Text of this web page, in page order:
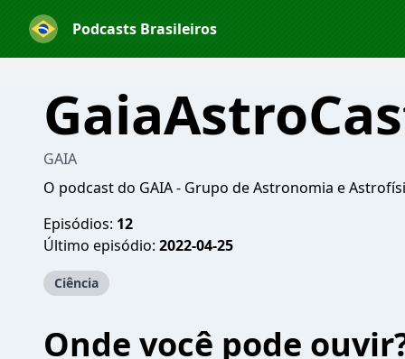
Podcasts Brasileiros
GAIA
O podcast do GAIA - Grupo de Astronomia e
Episódios: 12
Último episódio: 2022-04-25
Ciência
Onde você pode